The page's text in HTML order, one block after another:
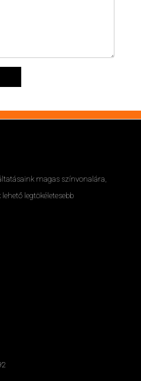
magas színvonalára,
legtökéletesebb